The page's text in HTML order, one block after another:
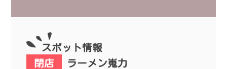
【大塚駅】店名変わってもバリバ
リ絶品！｢吾郎の中華｣のチャーハ
ン世界一だってば！もちろん大盛
日♡｢広州市場 大塚店｣
スポット情報
閉店
ラーメン嵬力